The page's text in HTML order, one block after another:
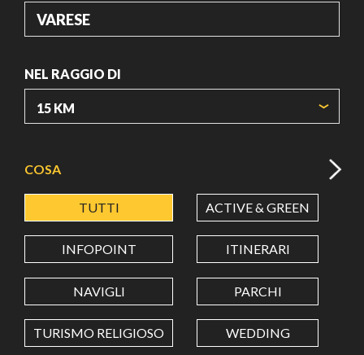
DOVE
NEL RAGGIO DI
LATITUDINE
LONGITUDINE
Value in decimal degrees. Use dot (.) as decimal separator.
COSA
TUTTI ACTIVE & GREEN
INFOPOINT ITINERARI
NAVIGLI PARCHI
TURISMO RELIGIOSO WEDDING